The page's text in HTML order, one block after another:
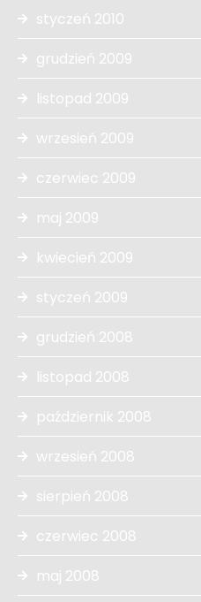
styczeń 2010
grudzień 2009
listopad 2009
wrzesień 2009
czerwiec 2009
maj 2009
kwiecień 2009
styczeń 2009
grudzień 2008
listopad 2008
październik 2008
wrzesień 2008
sierpień 2008
czerwiec 2008
maj 2008